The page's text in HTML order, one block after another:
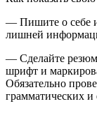
— Пишите о себе
лишней
— Сделайте
шрифт и
Обязательно
грамматических